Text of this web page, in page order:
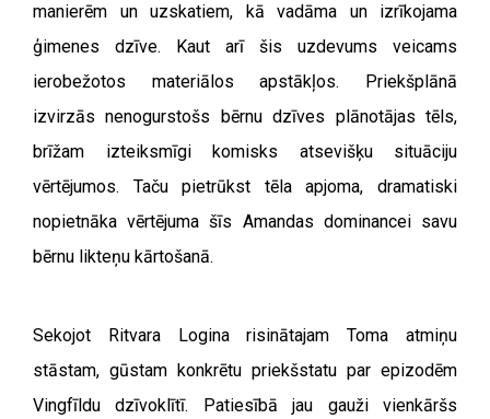
manierēm un uzskatiem, kā vadāma un izrīkojama
ģimenes dzīve. Kaut arī šis uzdevums veicams
ierobežotos materiālos apstākļos. Priekšplānā
izvirzās nenogurstošs bērnu dzīves plānotājas tēls,
brīžam izteiksmīgi komisks atsevišķu situāciju
vērtējumos. Taču pietrūkst tēla apjoma, dramatiski
nopietnāka vērtējuma šīs Amandas dominancei savu
bērnu likteņu kārtošanā.
Sekojot Ritvara Logina risinātajam Toma atmiņu
stāstam, gūstam konkrētu priekšstatu par epizodēm
Vingfīldu dzīvoklītī. Patiesībā jau gauži vienkāršs